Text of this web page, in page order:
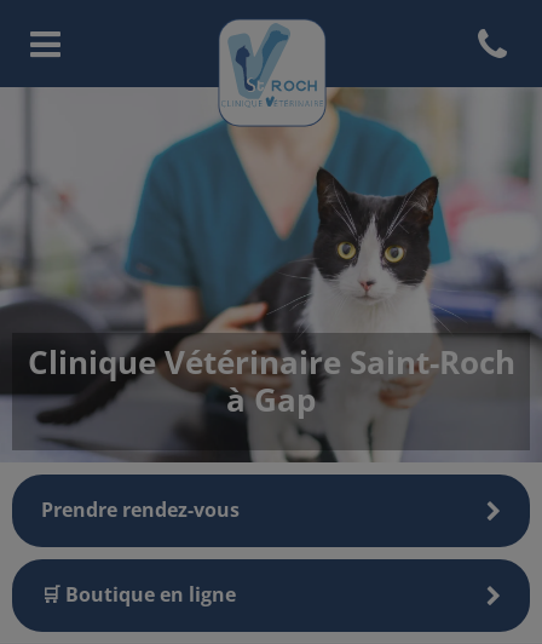
Page d'accueil de Clinique
Open
Clinique Vétérinaire Saint-Roch
à Gap
Prendre rendez-vous
🛒 Boutique en ligne